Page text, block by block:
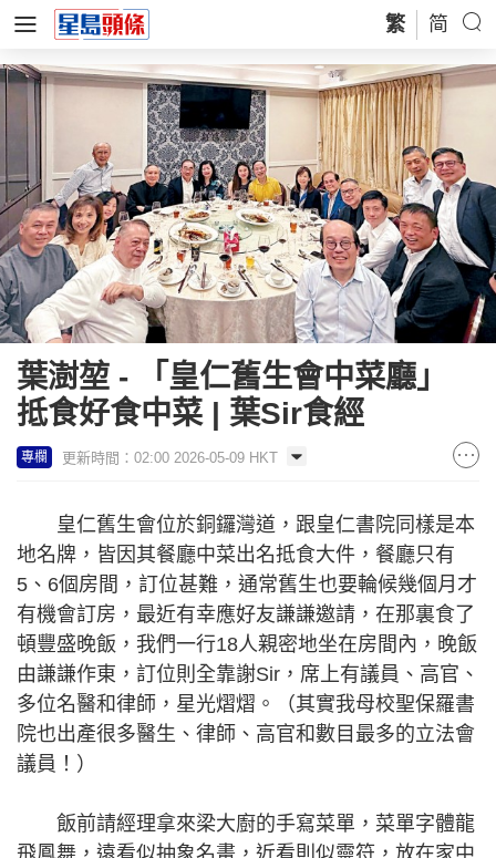
繁 简
葉澍堃 - 「皇仁舊生會中菜廳」
抵食好食中菜 | 葉Sir食經
專欄 更新時間：02:00 2026-05-09 HKT
皇仁舊生會位於銅鑼灣道，跟皇仁書院同樣是本
地名牌，皆因其餐廳中菜出名抵食大件，餐廳只有
5、6個房間，訂位甚難，通常舊生也要輪候幾個月才
有機會訂房，最近有幸應好友謙謙邀請，在那裏食了
頓豐盛晚飯，我們一行18人親密地坐在房間內，晚飯
由謙謙作東，訂位則全靠謝Sir，席上有議員、高官、
多位名醫和律師，星光熠熠。（其實我母校聖保羅書
院也出產很多醫生、律師、高官和數目最多的立法會
議員！）
飯前請經理拿來梁大廚的手寫菜單，菜單字體龍
飛鳳舞，遠看似抽象名畫，近看則似靈符，放在家中